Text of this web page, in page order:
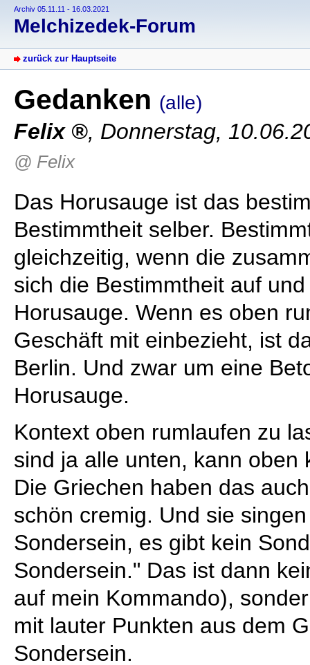
Archiv 05.11.11 - 16.03.2021
Melchizedek-Forum
zurück zur Hauptseite
Gedanken (alle)
Felix , Donnerstag,
@ Felix
Das Horusauge ist das
Bestimmtheit selber.
gleichzeitig, wenn die
sich die Bestimmtheit auf
Horusauge. Wenn es oben
Geschäft mit einbezieht, ist
Berlin. Und zwar um eine
Horusauge.
Kontext oben rumlaufen zu
sind ja alle unten, kann oben
Die Griechen haben das
schön cremig. Und sie
Sondersein, es gibt kein
Sondersein." Das ist dann
auf mein Kommando),
mit lauter Punkten aus dem
Sondersein.